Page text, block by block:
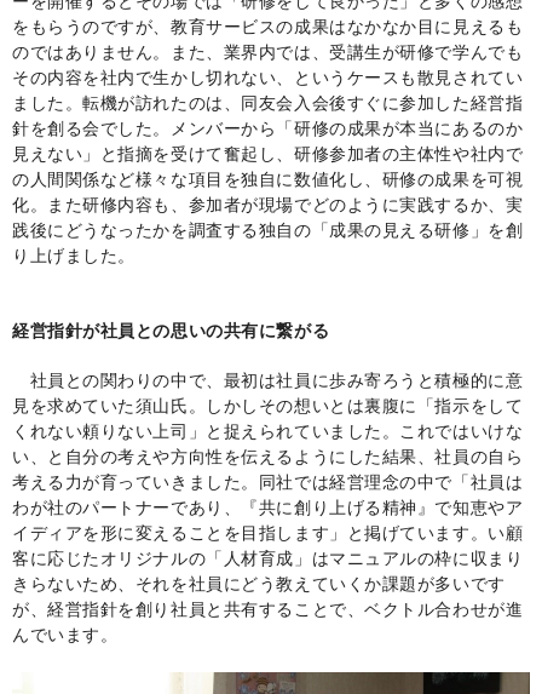
をもらうのですが、教育サービスの成果はなかなか目に見えるも
のではありません。また、業界内では、受講生が研修で学んでも
その内容を社内で生かし切れない、というケースも散見されてい
ました。転機が訪れたのは、同友会入会後すぐに参加した経営指
針を創る会でした。メンバーから「研修の成果が本当にあるのか
見えない」と指摘を受けて奮起し、研修参加者の主体性や社内で
の人間関係など様々な項目を独自に数値化し、研修の成果を可視
化。また研修内容も、参加者が現場でどのように実践するか、実
践後にどうなったかを調査する独自の「成果の見える研修」を創
り上げました。
経営指針が社員との思いの共有に繋がる
社員との関わりの中で、最初は社員に歩み寄ろうと積極的に意
見を求めていた須山氏。しかしその想いとは裏腹に「指示をして
くれない頼りない上司」と捉えられていました。これではいけな
い、と自分の考えや方向性を伝えるようにした結果、社員の自ら
考える力が育っていきました。同社では経営理念の中で「社員は
わが社のパートナーであり、『共に創り上げる精神』で知恵やア
イディアを形に変えることを目指します」と掲げています。い顧
客に応じたオリジナルの「人材育成」はマニュアルの枠に収まり
きらないため、それを社員にどう教えていくか課題が多いです
が、経営指針を創り社員と共有することで、ベクトル合わせが進
んでいます。